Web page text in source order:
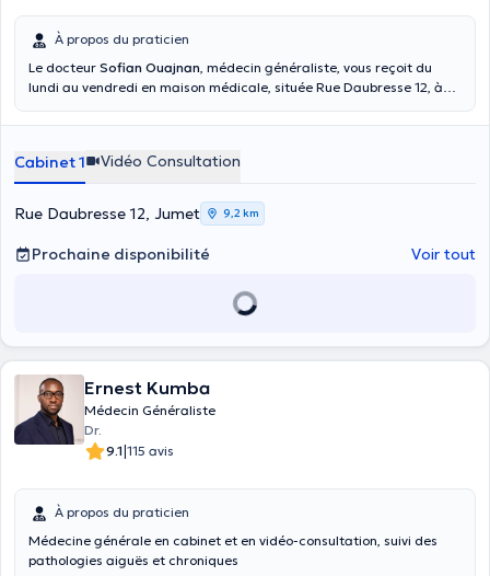
À propos du praticien
Le docteur Sofian Ouajnan, médecin généraliste, vous reçoit du
lundi au vendredi en maison médicale, située Rue Daubresse 12, à
peuvent avoir lieu en français comme en anglais. Vous êtes entre de
Cabinet 1 Vidéo Consultation
Rue Daubresse 12, Jumet 9,2 km
Prochaine disponibilité Voir tout
Ernest Kumba
Médecin Généraliste
Dr.
9.1|115 avis
À propos du praticien
Médecine générale en cabinet et en vidéo-consultation, suivi des
pathologies aiguës et chroniques